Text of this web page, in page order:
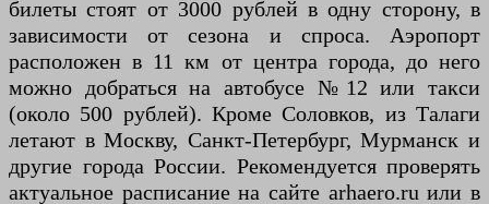
билеты стоят от 3000 рублей в одну сторону, в
зависимости от сезона и спроса. Аэропорт
расположен в 11 км от центра города, до него
можно добраться на автобусе №12 или такси
(около 500 рублей). Кроме Соловков, из Талаги
летают в Москву, Санкт-Петербург, Мурманск и
другие города России. Рекомендуется проверять
актуальное расписание на сайте arhaero.ru или в